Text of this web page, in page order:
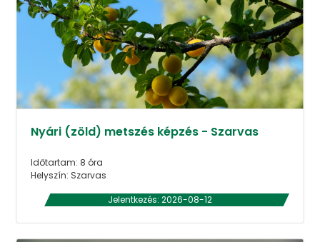
Nyári (zöld) metszés képzés - Szarvas
Időtartam: 8 óra
Helyszín: Szarvas
Jelentkezés: 2026-08-12